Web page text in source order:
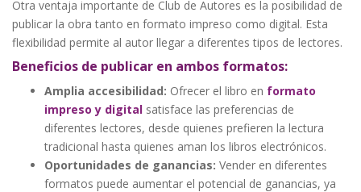
Otra ventaja importante de Club de Autores es la posibilidad de
publicar la obra tanto en formato impreso como digital. Esta
flexibilidad permite al autor llegar a diferentes tipos de lectores.
Beneficios de publicar en ambos formatos:
Amplia accesibilidad: Ofrecer el libro en formato
impreso y digital satisface las preferencias de
diferentes lectores, desde quienes prefieren la lectura
tradicional hasta quienes aman los libros electrónicos.
Oportunidades de ganancias: Vender en diferentes
formatos puede aumentar el potencial de ganancias, ya